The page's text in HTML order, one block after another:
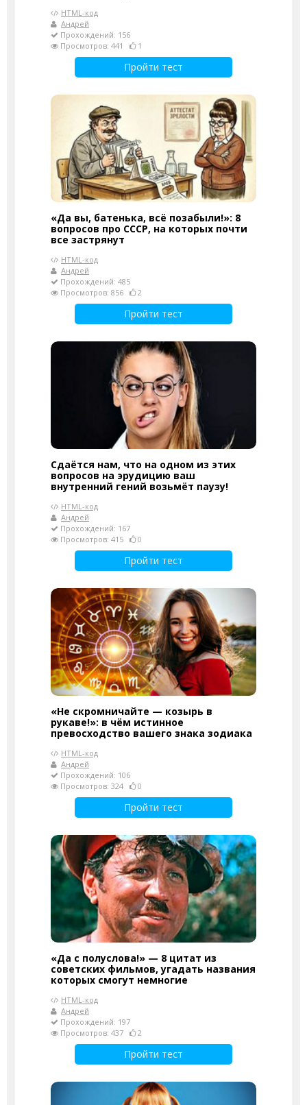
HTML-код
Андрей
Прохождений: 156
Просмотров: 441
1
Пройти тест
«Да вы, батенька, всё позабыли!»: 8
вопросов про СССР, на которых почти
все застрянут
HTML-код
Андрей
Прохождений: 485
Просмотров: 856
2
Пройти тест
Сдаётся нам, что на одном из этих
вопросов на эрудицию ваш
внутренний гений возьмёт паузу!
HTML-код
Андрей
Прохождений: 167
Просмотров: 415
0
Пройти тест
«Не скромничайте — козырь в
рукаве!»: в чём истинное
превосходство вашего знака зодиака
HTML-код
Андрей
Прохождений: 106
Просмотров: 324
0
Пройти тест
«Да с полуслова!» — 8 цитат из
советских фильмов, угадать названия
которых смогут немногие
HTML-код
Андрей
Прохождений: 197
Просмотров: 437
2
Пройти тест